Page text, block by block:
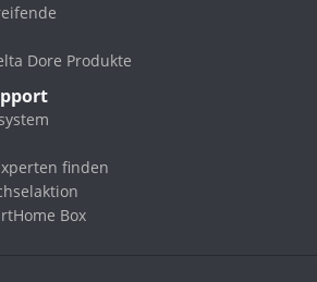
Dore Produkte
finden
Box